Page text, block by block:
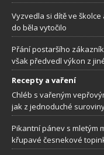
Vyzvedla si dítě ve školce
do běla vytočilo
Přání postaršího
však předvedl výkon z
Recepty a vaření
Chléb s vařeným
jak z jednoduché
Pikantní pánev s mletým
křupavé česnekové